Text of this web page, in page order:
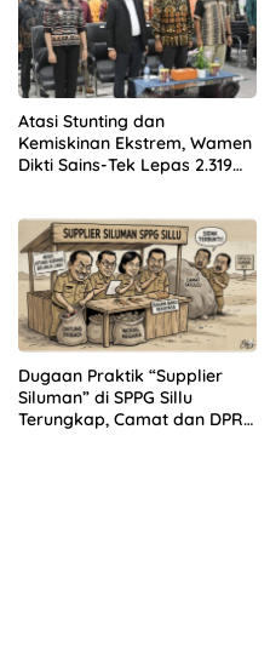
Atasi Stunting dan
Kemiskinan Ekstrem, Wamen
Dikti Sains-Tek Lepas 2.319
Dugaan Praktik “Supplier
Siluman” di SPPG Sillu
Terungkap, Camat dan DPRD